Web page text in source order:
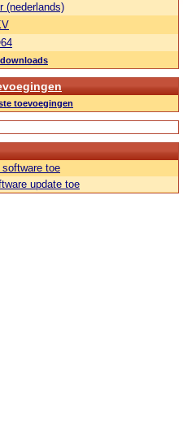
(nederlands)
toevoegingen
software toe
update toe